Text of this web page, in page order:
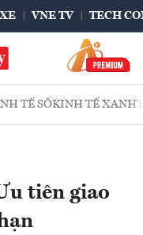
XE VNE TV TECH
TẾ SỐKINH TẾ XANH
tiên giao